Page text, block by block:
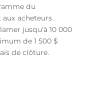
du
acheteurs
jusqu’à 10 000
de 1 500 $
de clôture.